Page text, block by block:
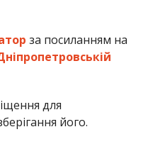
за посиланням на
для
його.